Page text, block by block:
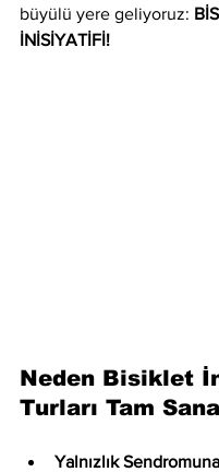
büyülü yere geliyoruz:
İNİSİYATİFİ!
Neden Bisiklet
Turları Tam
Yalnızlık